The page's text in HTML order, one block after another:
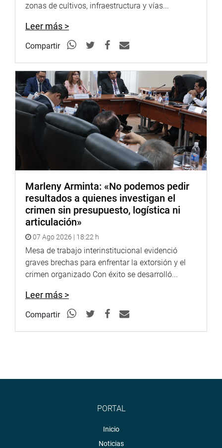
zonas de cultivos, infraestructura y vías...
Leer más >
Compartir
Marleny Arminta: «No podemos pedir
resultados a quienes investigan el
crimen sin presupuesto, logística ni
articulación»
07 Ago 2026 | 18:22 h
Mesa de trabajo interinstitucional evidenció
graves brechas para enfrentar la extorsión y el
crimen organizado Con éxito se desarrolló...
Leer más >
Compartir
PORTAL
Inicio
Noticias